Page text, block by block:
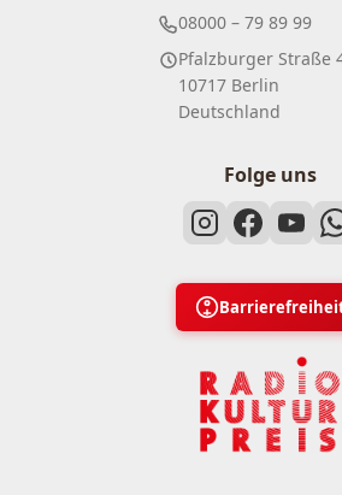
08000 – 79 89 99
Pfalzburger Straße
10717 Berlin
Deutschland
Folge uns